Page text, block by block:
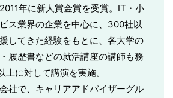
年に新人賞金賞を受賞。IT・小
ス業界の企業を中心に、300社以
してきた経験をもとに、各大学の
履歴書などの就活講座の講師も務
に対して講演を実施。
社で、キャリアアドバイザーグル